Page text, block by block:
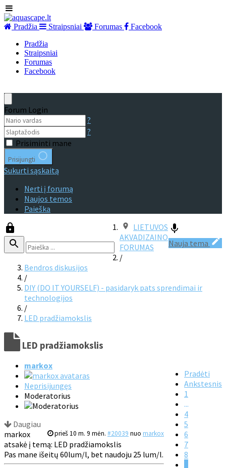
Pradžia Straipsniai Forumas
Facebook
Pradžia
Straipsniai
Forumas
Facebook
Forum Login
?
?
Prisiminti mane
Prisijungti
Sukurti sąskaitą
Nerti į forumą
Naujos temos
Paieška
Nauja tema
LIETUVOS
AKVADIZAINO
FORUMAS
/
Bendros diskusijos
/
DIY (DO IT YOURSELF) - pasidaryk pats sprendimai ir
technologijos
/
LED pradžiamokslis
LED pradžiamokslis
Pradėti
Ankstesnis
1
...
4
5
6
7
8
markox
Neprisijungęs
Moderatorius
Daugiau
prieš 10 m. 9 mėn. #20039 nuo markox
markox
atsakė į temą: LED pradžiamokslis
Pas mane išeitų 60lum/l, bet naudoju 25 lum/l.